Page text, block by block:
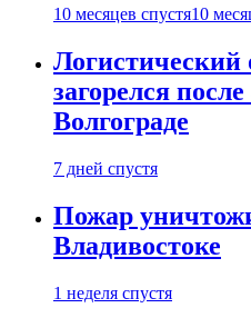
10 месяцев спустя10
загорелся
Волгограде
7 дней спустя
Пожар
Владивостоке
1 неделя спустя